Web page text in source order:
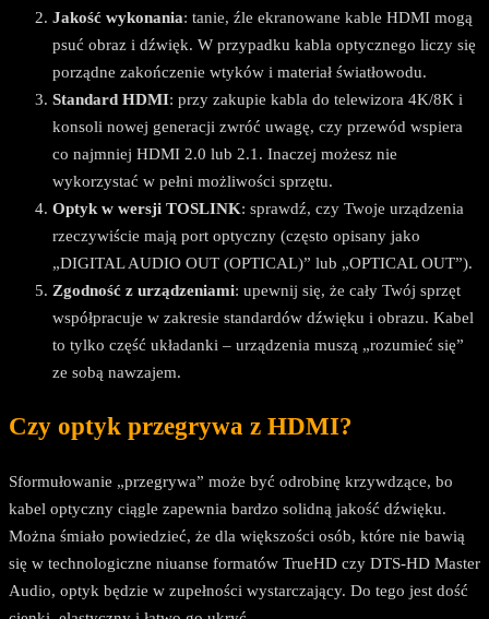
Jakość wykonania: tanie, źle ekranowane kable HDMI mogą
psuć obraz i dźwięk. W przypadku kabla optycznego liczy się
porządne zakończenie wtyków i materiał światłowodu.
Standard HDMI: przy zakupie kabla do telewizora 4K/8K i
konsoli nowej generacji zwróć uwagę, czy przewód wspiera
co najmniej HDMI 2.0 lub 2.1. Inaczej możesz nie
wykorzystać w pełni możliwości sprzętu.
Optyk w wersji TOSLINK: sprawdź, czy Twoje urządzenia
rzeczywiście mają port optyczny (często opisany jako
„DIGITAL AUDIO OUT (OPTICAL)” lub „OPTICAL OUT”).
Zgodność z urządzeniami: upewnij się, że cały Twój sprzęt
współpracuje w zakresie standardów dźwięku i obrazu. Kabel
to tylko część układanki – urządzenia muszą „rozumieć się”
ze sobą nawzajem.
Czy optyk przegrywa z HDMI?
Sformułowanie „przegrywa” może być odrobinę krzywdzące, bo
kabel optyczny ciągle zapewnia bardzo solidną jakość dźwięku.
Można śmiało powiedzieć, że dla większości osób, które nie bawią
się w technologiczne niuanse formatów TrueHD czy DTS-HD Master
Audio, optyk będzie w zupełności wystarczający. Do tego jest dość